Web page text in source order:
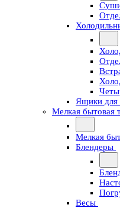
Ящики для
Мелкая бытовая
Мелкая
Блендеры
Весы